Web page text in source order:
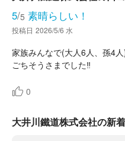
5/5 素晴らしい！
投稿日 2026/5/6 水
家族みんなで(大人6人、孫4
ごちそうさまでした‼
0
大井川鐵道株式会社の新